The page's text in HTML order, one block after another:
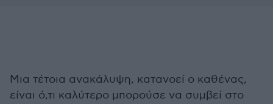
Μια τέτοια ανακάλυψη, κατανοεί ο καθένας,
είναι ό,τι καλύτερο μπορούσε να συμβεί στο